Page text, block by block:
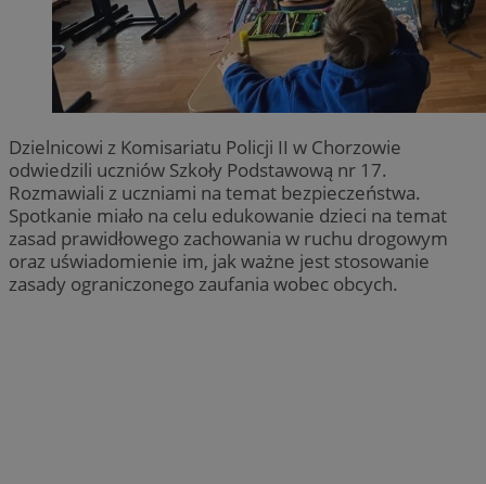
Dzielnicowi z Komisariatu Policji II w Chorzowie
odwiedzili uczniów Szkoły Podstawową nr 17.
Rozmawiali z uczniami na temat bezpieczeństwa.
Spotkanie miało na celu edukowanie dzieci na temat
zasad prawidłowego zachowania w ruchu drogowym
oraz uświadomienie im, jak ważne jest stosowanie
zasady ograniczonego zaufania wobec obcych.